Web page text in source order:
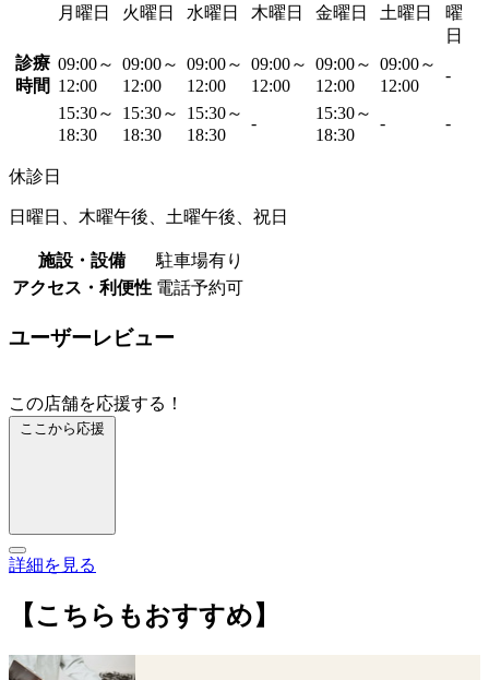
月曜日 火曜日 水曜日 木曜日 金曜日 土曜日
曜
日
診療
時間
09:00～
12:00
09:00～
12:00
09:00～
12:00
09:00～
12:00
09:00～
12:00
09:00～
12:00
-
15:30～
18:30
15:30～
18:30
15:30～
18:30
-
15:30～
18:30
- -
休診日
日曜日、木曜午後、土曜午後、祝日
施設・設備
駐車場有り
アクセス・利便性 電話予約可
ユーザーレビュー
この店舗を応援する！
ここから応援
詳細を見る
【こちらもおすすめ】